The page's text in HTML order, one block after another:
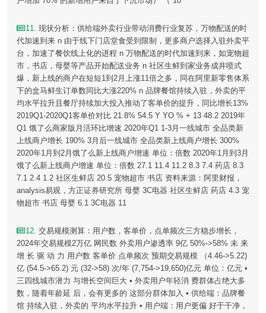
11. 现状分析：供给端外卖行业带动消费行业复苏，万物配送的时
代加速到来 n 由于线下门店堂食受到限制，更多商户选择入驻外卖平
台，加速了餐饮线上化的进程 n 万物配送的时代加速到来，如宠物超
市，书店，母婴等产品开始配送业务 n 社区生鲜到家业务成井喷式
爆，新上线的商户在短短1到2月上涨11倍之多，同在阿里新零售体系
下的盒马鲜生订单数同比大涨220% n 品牌餐馆持续入驻，外卖的平
均水平拉升且餐厅持续加大投入推动了客单价的提升，同比增长13%
2019Q1-2020Q1客单价对比 21.8% 54.5 Y YO % + 13 48.2 2019年
Q1 饿了么商家版月活环比增速 2020年Q1 1-3月一线城市 全品类新
上线商户增长 190% 3月后一线城市 全品类新上线商户增长 300%
2020年1月到2月饿了么新上线商户增速 单位：倍数 2020年1月到3月
饿了么新上线商户增速 单位：倍数 27.1 11.4 11.2 8.3 7.4 药店 8.3
7.1 2.4 1.2 社区生鲜店 20.5 宠物超市 书店 资料来源：阿里财报，
analysis易观，方正证券研究所 母婴 3C电器 社区生鲜店 药店 4.3 宠
物超市 书店 母婴 6.1 3C电器 11
12. 交易规模测算：用户数，客单价，点单频次三方稳步增长，
2024年交易规模2万亿 网民数 外卖用户渗透率 9亿 50%->58% 未 来
增 长 驱 动 力 用户数 客单价 点单频次 预期交易规模 （4.46->5.22)
亿 (54.5->65.2) 元 (32->58) 次/年 (7,754->19,650)亿元 单位：亿元 •
三四线城市潜力 与增长空间巨大 • 外卖用户年轻消 费群体占绝大多
数，随着年龄延 后，会有更多的 这部分群体加入 • 供给端：品牌餐
馆 持续入驻，外卖的 平均水平拉升 • 用户端：用户更偏 好于干净，